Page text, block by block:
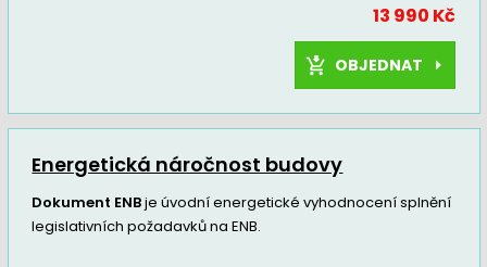
13 990 Kč
OBJEDNAT
Energetická náročnost budovy
Dokument ENBje úvodní energetické vyhodnocení splnění
legislativních požadavků na ENB.